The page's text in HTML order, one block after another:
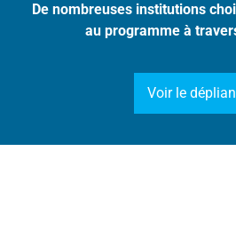
De nombreuses institutions
au programme à
Voir le